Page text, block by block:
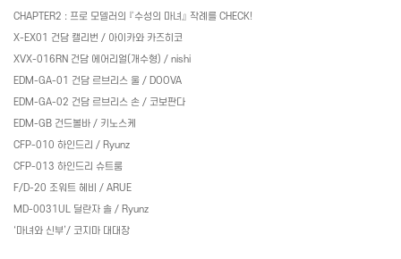
CHAPTER2 : 프로 모델러의 『수성의 마녀』 작례를 CHECK!
X-EX01 건담 캘리번 / 아이카와 카즈히코
XVX-016RN 건담 에어리얼(개수형) / nishi
EDM-GA-01 건담 르브리스 울 / DOOVA
EDM-GA-02 건담 르브리스 손 / 코보판다
EDM-GB 건드볼바 / 키노스케
CFP-010 하인드리 / Ryunz
CFP-013 하인드리 슈트룸
F/D-20 조워트 헤비
/ ARUE
MD-0031UL 딜란자 솔 / Ryunz
‘마녀와 신부’/ 코지마 대대장